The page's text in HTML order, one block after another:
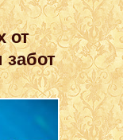
от
забот